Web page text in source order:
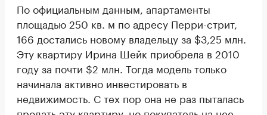
По официальным данным, апартаменты
площадью 250 кв. м по адресу Перри-стрит,
166 достались новому владельцу за $3,25 млн.
Эту квартиру Ирина Шейк приобрела в 2010
году за почти $2 млн. Тогда модель только
начинала активно инвестировать в
недвижимость. С тех пор она не раз пыталась